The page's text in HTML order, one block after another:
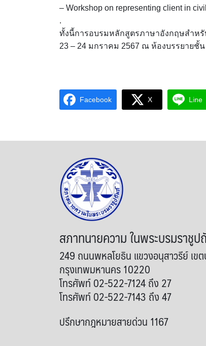
– Workshop on representing client in
.
ทั้งนี้การอบรมหลักสูตรภาษาอังกฤษสำหรั
23 – 24 มกราคม 2567 ณ ห้องบรรยาย
Facebook X Line
สภาทนายความ ในพระบรมราชู
249 ถนนพหลโยธิน แขวงอนุสาวรีย์ เขต
กรุงเทพมหานคร 10220
โทรศัพท์ 02-522-7124 ถึง 27
โทรศัพท์ 02-522-7143 ถึง 47
ปรึกษากฎหมายสายด่วน 1167